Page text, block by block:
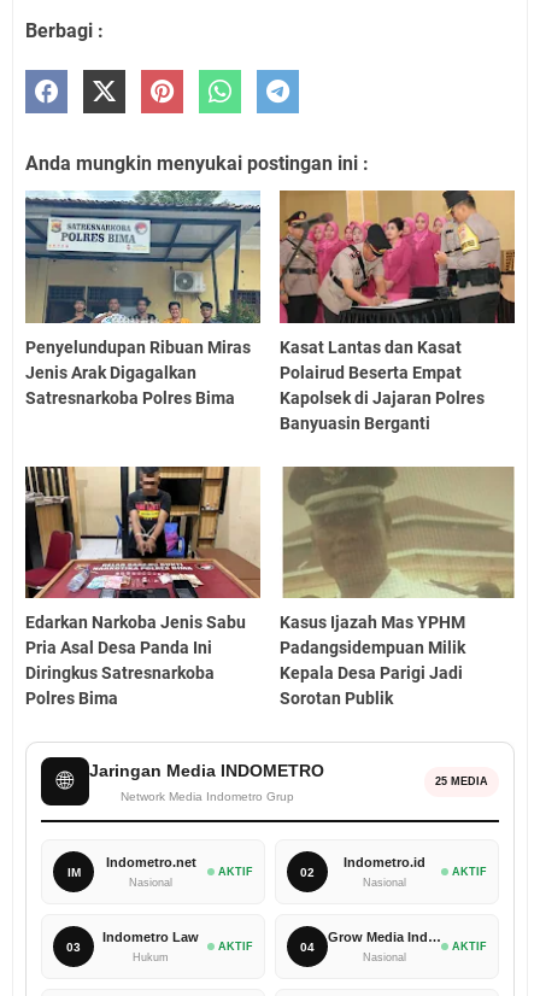
Berbagi :
Anda mungkin menyukai postingan ini :
Penyelundupan Ribuan Miras
Jenis Arak Digagalkan
Satresnarkoba Polres Bima
Kasat Lantas dan Kasat
Polairud Beserta Empat
Kapolsek di Jajaran Polres
Banyuasin Berganti
Edarkan Narkoba Jenis Sabu
Pria Asal Desa Panda Ini
Diringkus Satresnarkoba
Polres Bima
Kasus Ijazah Mas YPHM
Padangsidempuan Milik
Kepala Desa Parigi Jadi
Sorotan Publik
🌐 Jaringan Media INDOMETRO
Network Media Indometro Grup
25 MEDIA
IM
Indometro.net
Nasional
AKTIF 02
Indometro.id
Nasional
AKTIF
03
Indometro Law
Hukum
AKTIF 04
Grow Media Indonesia
Nasional
AKTIF